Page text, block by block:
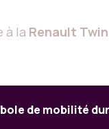
à la Renault
de mobilité